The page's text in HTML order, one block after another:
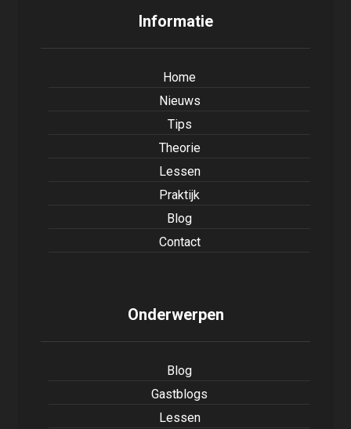
Informatie
Home
Nieuws
Tips
Theorie
Lessen
Praktijk
Blog
Contact
Onderwerpen
Blog
Gastblogs
Lessen